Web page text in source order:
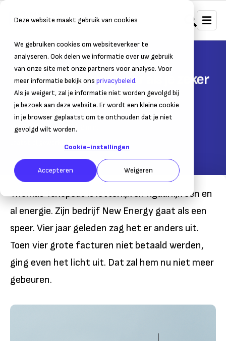
Deze website maakt gebruik van cookies
We gebruiken cookies om websiteverkeer te
analyseren. Ook delen we informatie over uw gebruik
van onze site met onze partners voor analyse. Voor
meer informatie bekijk ons privacybeleid.
Als je weigert, zal je informatie niet worden gevolgd bij
je bezoek aan deze website. Er wordt een kleine cookie
in je browser geplaatst om te onthouden dat je niet
gevolgd wilt worden.
Cookie-instellingen
Accepteren Weigeren
Home Administratie Debiteuren
“Ondernemen is leuker als je zeker
weet dat je je geld krijgt”
13 juli 2021– Leestijd:
Thomas Toxopeus is letterlijk en figuurlijk een en
al energie. Zijn bedrijf New Energy gaat als een
speer. Vier jaar geleden zag het er anders uit.
Toen vier grote facturen niet betaald werden,
ging even het licht uit. Dat zal hem nu niet meer
gebeuren.